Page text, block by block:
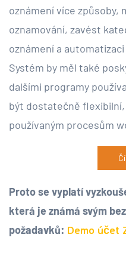
oznámení více způsoby,
oznamování, zavést
oznámení a
Systém by měl také
dalšími programy
být dostatečně
používaným procesům
Proto se vyplatí
která je známá svým
požadavků: Demo účet